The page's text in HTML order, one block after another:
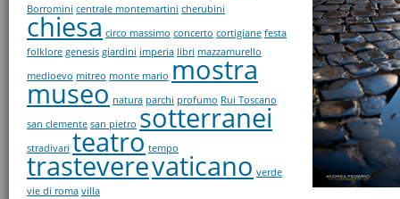
Borromini centrale montemartini cherubini
chiesa circo massimo concerto cortigiane festa
folklore genesis giardini imperia libri mazzamurello
medioevo mitreo monte mario mostra
museo natura parchi profumo Rui Toscano
san clemente san pietro sotterranei
stradivari teatro tempo
trasteverevaticano verde
vie di roma villa